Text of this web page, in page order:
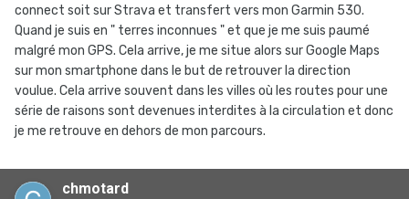
accessibles .
bon voyage
connect soit sur Strava et transfert vers mon Garmin 530.
Quand je suis en " terres inconnues " et que je me suis paumé
malgré mon GPS. Cela arrive, je me situe alors sur Google Maps
sur mon smartphone dans le but de retrouver la direction
voulue. Cela arrive souvent dans les villes où les routes pour une
série de raisons sont devenues interdites à la circulation et donc
je me retrouve en dehors de mon parcours.
chmotard